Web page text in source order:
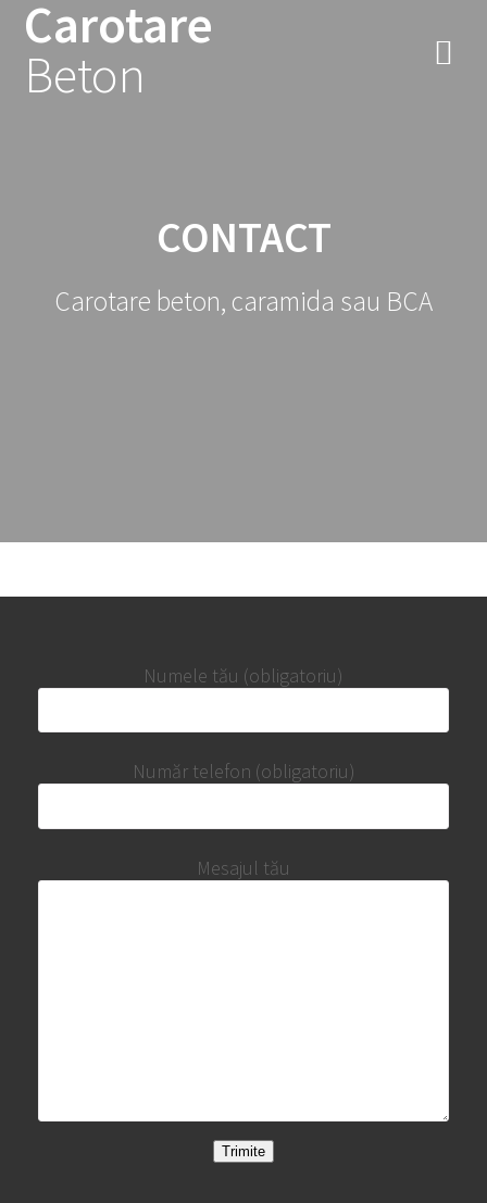
Carotare
Beton
CONTACT
Carotare beton, caramida sau BCA
Numele tău (obligatoriu)
Număr telefon (obligatoriu)
Mesajul tău